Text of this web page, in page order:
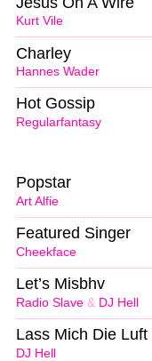
Kurt Vile
Hannes Wader
Charley
Regularfantasy
Hot Gossip
Art Alfie
Popstar
Cheekface
Featured Singer
Radio Slave & DJ Hell
Let’s Misbhv
DJ Hell
Lass Mich Die